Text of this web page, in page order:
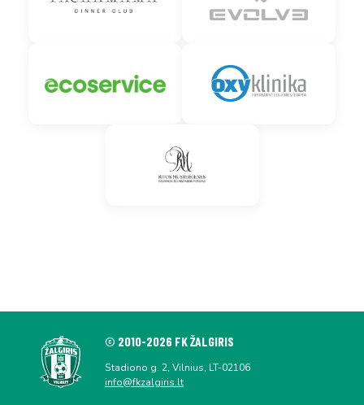
© 2010-2026 FK ŽALGIRIS
Stadiono g. 2, Vilnius, LT-02106
info@fkzalgiris.lt